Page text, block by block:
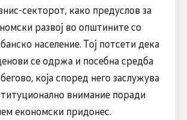
секторот, како предуслов за
развој во општините со
население. Тој потсети дека
се одржа и посебна средба
која според него заслужува
внимание поради
економски придонес.